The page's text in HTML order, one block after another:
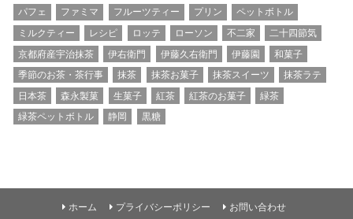
パフェ
ファミマ フルーツティー プリン
ペットボトル
ミルクティー
レシピ ロッテ ローソン 不二家
二十四節気
京都府産宇治抹茶
伊右衛門 伊藤久右衛門 伊藤園
和菓子
季節のお茶・茶行事
抹茶 抹茶お菓子 抹茶スイーツ
抹茶ラテ
日本茶
森永製菓 生菓子 紅茶 紅茶のお菓子
緑茶
緑茶ペットボトル
静岡 黒糖
ホーム プライバシーポリシー お問い合わせ